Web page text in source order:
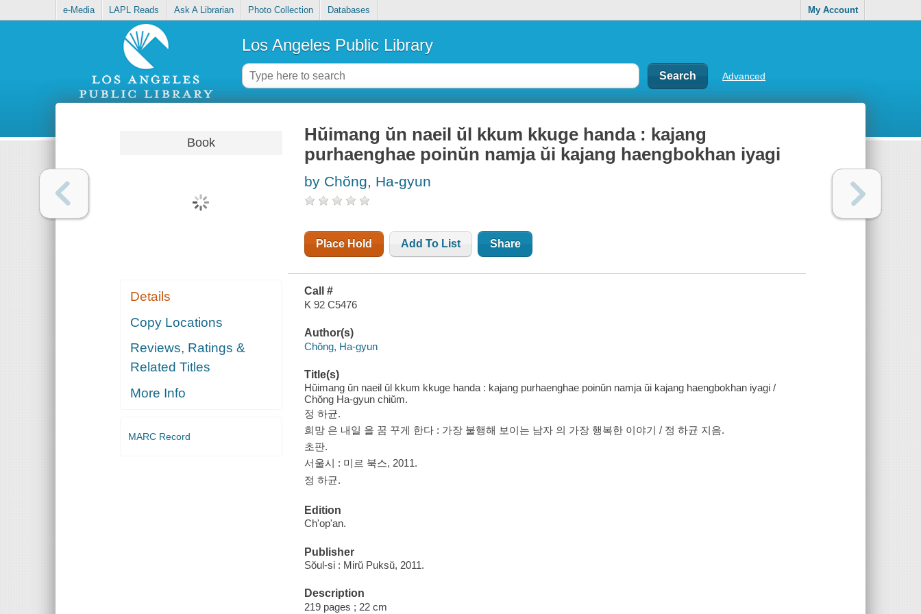
e-Media LAPL Reads Ask A Librarian Photo Collection Databases My Account
Los Angeles Public Library
Advanced
Book
Details
Copy Locations
Reviews, Ratings &
Related Titles
More Info
MARC Record
Hŭimang ŭn naeil ŭl kkum kkuge handa : kajang
purhaenghae poinŭn namja ŭi kajang haengbokhan iyagi
by Chŏng, Ha-gyun
Place Hold Add To List Share
Call #
K 92 C5476
Author(s)
Chŏng, Ha-gyun
Title(s)
Hŭimang ŭn naeil ŭl kkum kkuge handa : kajang purhaenghae poinŭn namja ŭi kajang haengbokhan iyagi /
Chŏng Ha-gyun chiŭm.
정 하균.
희망 은 내일 을 꿈 꾸게 한다 : 가장 불행해 보이는 남자 의 가장 행복한 이야기 / 정 하균 지음.
초판.
서울시 : 미르 북스, 2011.
정 하균.
Edition
Ch'op'an.
Publisher
Sŏul-si : Mirŭ Puksŭ, 2011.
Description
219 pages ; 22 cm